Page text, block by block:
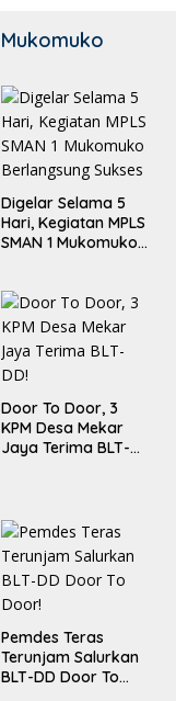
Mukomuko
Digelar Selama 5
Hari, Kegiatan MPLS
SMAN 1 Mukomuko
Door To Door, 3
KPM Desa Mekar
Jaya Terima BLT-
Pemdes Teras
Terunjam Salurkan
BLT-DD Door To